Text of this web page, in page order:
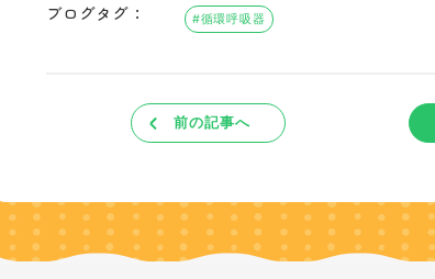
ブログタグ： #循環呼吸器
前の記事へ